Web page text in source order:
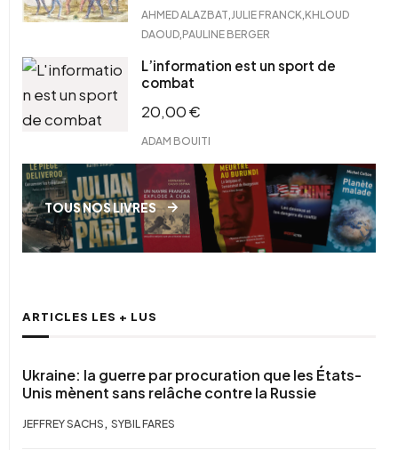
AHMED ALAZBAT,JULIE FRANCK,KHLOUD
DAOUD,PAULINE BERGER
L’information est un sport de
combat
20,00€
ADAM BOUITI
TOUS NOS LIVRES
ARTICLES LES + LUS
Ukraine: la guerre par procuration que les États-
Unis mènent sans relâche contre la Russie
JEFFREY SACHS , SYBIL FARES